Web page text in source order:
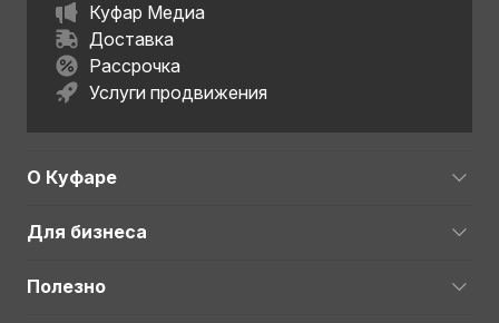
Куфар Медиа
Доставка
Рассрочка
Услуги продвижения
О Куфаре
Для бизнеса
Полезно